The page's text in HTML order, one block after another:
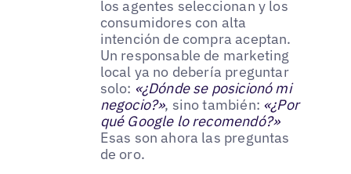
los agentes seleccionan y los
consumidores con alta
intención de compra aceptan.
Un responsable de marketing
local ya no debería preguntar
solo: «¿Dónde se posicionó mi
negocio?», sino también: «¿Por
qué Google lo recomendó?»
Esas son ahora las preguntas
de oro.